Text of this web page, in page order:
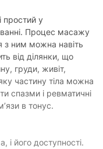
простий у
Процес масажу
з ним можна навіть
від ділянки, що
груди, живіт,
яку частину тіла можна
спазми і ревматичні
в тонус.
і його доступності.